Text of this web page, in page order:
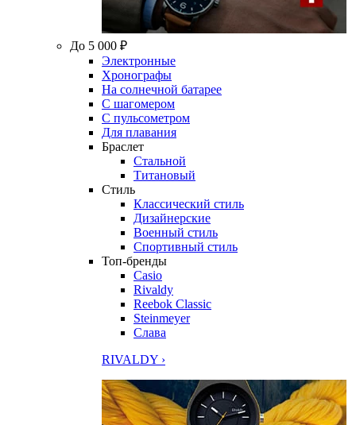
До 5 000 ₽
Электронные
Хронографы
На солнечной батарее
С шагомером
С пульсометром
Для плавания
Браслет
Стальной
Титановый
Стиль
Классический стиль
Дизайнерские
Военный стиль
Спортивный стиль
Топ-бренды
Casio
Rivaldy
Reebok Classic
Steinmeyer
Слава
RIVALDY ›